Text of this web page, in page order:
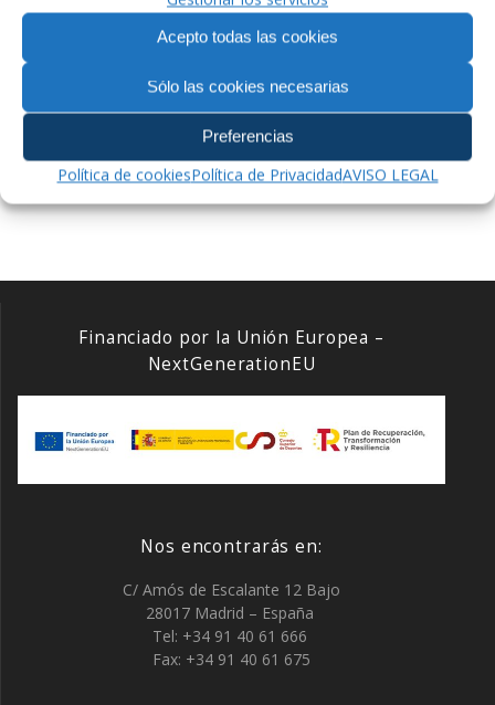
Acepto todas las cookies
Sólo las cookies necesarias
Preferencias
Política de cookiesPolítica de PrivacidadAVISO LEGAL
Mehmed Kodakov, como fisio del Equipo Borja Jover y
como Médico Manuel Rabadán.
Navegación
de
entradas
Entrada
anterior:
XXIII Torneo RGCC de
Lucha
Siguiente
entrada:
Campeonato Europa
Cadete 2019
Financiado por la Unión Europea –
NextGenerationEU
Nos encontrarás en:
C/ Amós de Escalante 12 Bajo
28017 Madrid – España
Tel: +34 91 40 61 666
Fax: +34 91 40 61 675